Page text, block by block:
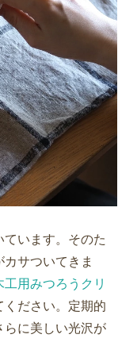
います。そのた
サついてきま
工用みつろうクリ
ください。定期的
らに美しい光沢が